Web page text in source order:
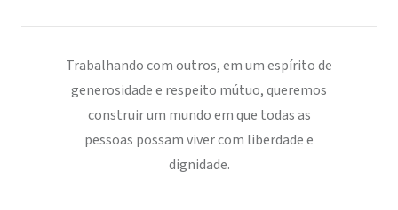
Trabalhando com outros, em um espírito de
generosidade e respeito mútuo, queremos
construir um mundo em que todas as
pessoas possam viver com liberdade e
dignidade.